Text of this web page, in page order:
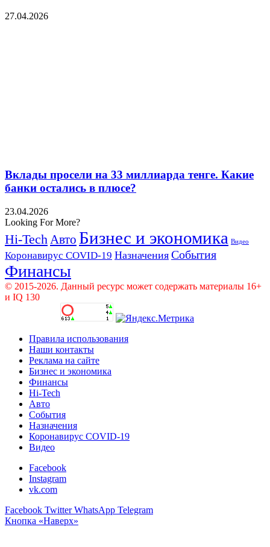
27.04.2026
Вклады просели на 33 миллиарда тенге. Какие
банки остались в плюсе?
23.04.2026
Looking For More?
Hi-Tech Авто Бизнес и экономика Видео
Коронавирус COVID-19 Назначения События
Финансы
© 2015-2026. Данный ресурс может содержать материалы 16+
и IQ 130
Правила использования
Наши контакты
Реклама на сайте
Бизнес и экономика
Финансы
Hi-Tech
Авто
События
Назначения
Коронавирус COVID-19
Видео
Facebook
Instagram
vk.com
Facebook Twitter WhatsApp Telegram
Кнопка «Наверх»